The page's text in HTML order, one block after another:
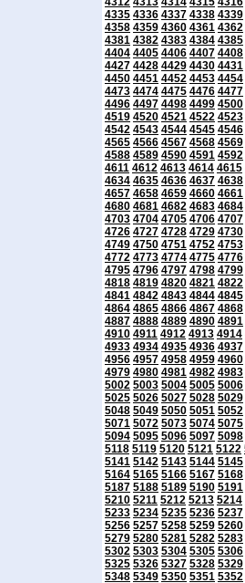
4335 4336 4337 4338 4339
4358 4359 4360 4361 4362
4381 4382 4383 4384 4385
4404 4405 4406 4407 4408
4427 4428 4429 4430 4431
4450 4451 4452 4453 4454
4473 4474 4475 4476 4477
4496 4497 4498 4499 4500
4519 4520 4521 4522 4523
4542 4543 4544 4545 4546
4565 4566 4567 4568 4569
4588 4589 4590 4591 4592
4611 4612 4613 4614 4615
4634 4635 4636 4637 4638
4657 4658 4659 4660 4661
4680 4681 4682 4683 4684
4703 4704 4705 4706 4707
4726 4727 4728 4729 4730
4749 4750 4751 4752 4753
4772 4773 4774 4775 4776
4795 4796 4797 4798 4799
4818 4819 4820 4821 4822
4841 4842 4843 4844 4845
4864 4865 4866 4867 4868
4887 4888 4889 4890 4891
4910 4911 4912 4913 4914
4933 4934 4935 4936 4937
4956 4957 4958 4959 4960
4979 4980 4981 4982 4983
5002 5003 5004 5005 5006
5025 5026 5027 5028 5029
5048 5049 5050 5051 5052
5071 5072 5073 5074 5075
5094 5095 5096 5097 5098
5118 5119 5120 5121 5122
5141 5142 5143 5144 5145
5164 5165 5166 5167 5168
5187 5188 5189 5190 5191
5210 5211 5212 5213 5214
5233 5234 5235 5236 5237
5256 5257 5258 5259 5260
5279 5280 5281 5282 5283
5302 5303 5304 5305 5306
5325 5326 5327 5328 5329
5348 5349 5350 5351 5352